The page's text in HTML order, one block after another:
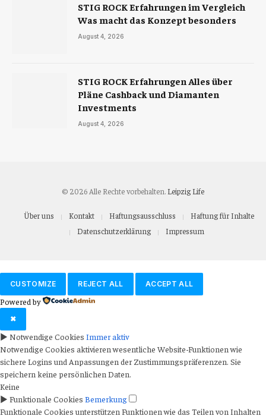
STIG ROCK Erfahrungen im Vergleich
Was macht das Konzept besonders
August 4, 2026
STIG ROCK Erfahrungen Alles über
Pläne Cashback und Diamanten
Investments
August 4, 2026
© 2026 Alle Rechte vorbehalten.Leipzig Life
Über uns Kontakt Haftungsausschluss
Haftung für Inhalte
Datenschutzerklärung
Impressum
CUSTOMIZE REJECT ALL ACCEPT ALL
Powered by
✖
► Notwendige Cookies Immer aktiv
Notwendige Cookies aktivieren wesentliche Website-Funktionen wie
sichere Logins und Anpassungen der Zustimmungspräferenzen. Sie
speichern keine persönlichen Daten.
Keine
► Funktionale Cookies Bemerkung
Funktionale Cookies unterstützen Funktionen wie das Teilen von Inhalten